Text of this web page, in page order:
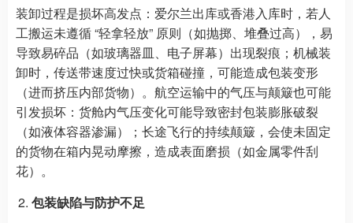
装卸过程是损坏高发点：爱尔兰出库或香港入库时，若人
工搬运未遵循 “轻拿轻放” 原则（如抛掷、堆叠过高），易
导致易碎品（如玻璃器皿、电子屏幕）出现裂痕；机械装
卸时，传送带速度过快或货箱碰撞，可能造成包装变形
（进而挤压内部货物）。航空运输中的气压与颠簸也可能
引发损坏：货舱内气压变化可能导致密封包装膨胀破裂
（如液体容器渗漏）；长途飞行的持续颠簸，会使未固定
的货物在箱内晃动摩擦，造成表面磨损（如金属零件刮
花）。
包装缺陷与防护不足